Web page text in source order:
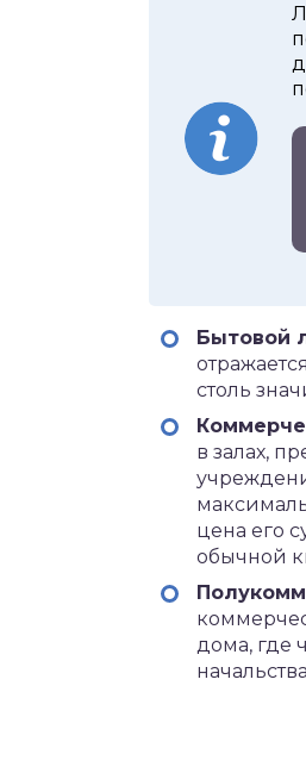
Бытовой
столь
в залах,
цена его
обычной
дома, где